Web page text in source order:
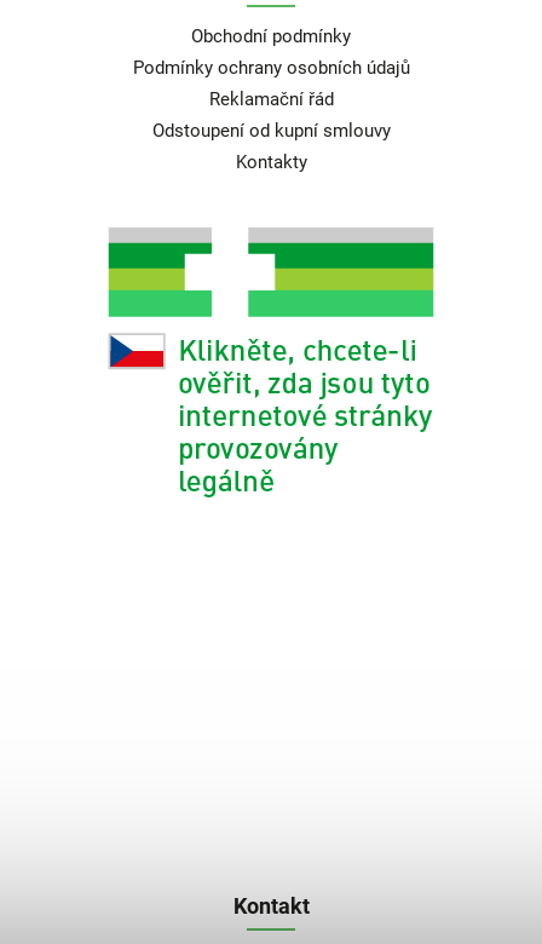
Obchodní podmínky
Podmínky ochrany osobních údajů
Reklamační řád
Odstoupení od kupní smlouvy
Kontakty
Kontakt